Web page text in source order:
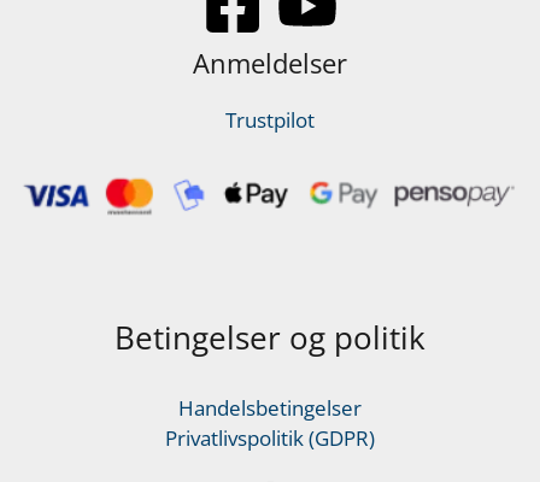
Anmeldelser
Trustpilot
Betingelser og politik
Handelsbetingelser
Privatlivspolitik (GDPR)